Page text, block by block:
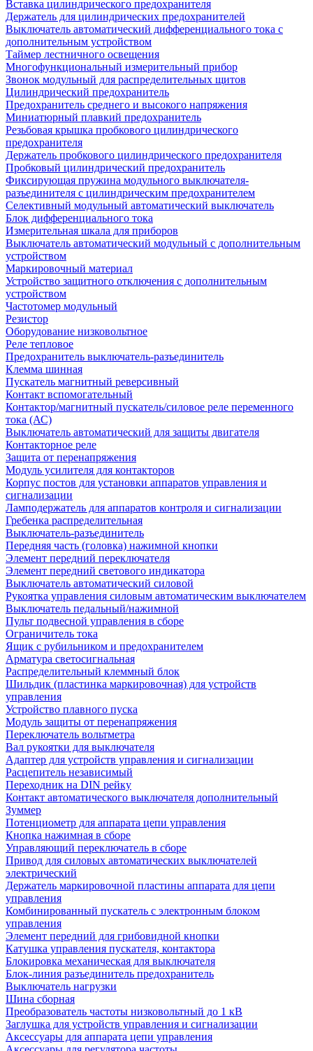
Вставка цилиндрического предохранителя
Держатель для цилиндрических предохранителей
Выключатель автоматический дифференциального тока с
дополнительным устройством
Таймер лестничного освещения
Многофункциональный измерительный прибор
Звонок модульный для распределительных щитов
Цилиндрический предохранитель
Предохранитель среднего и высокого напряжения
Миниатюрный плавкий предохранитель
Резьбовая крышка пробкового цилиндрического
предохранителя
Держатель пробкового цилиндрического предохранителя
Пробковый цилиндрический предохранитель
Фиксирующая пружина модульного выключателя-
разъединителя с цилиндрическим предохранителем
Селективный модульный автоматический выключатель
Блок дифференциального тока
Измерительная шкала для приборов
Выключатель автоматический модульный с дополнительным
устройством
Маркировочный материал
Устройство защитного отключения с дополнительным
устройством
Частотомер модульный
Резистор
Оборудование низковольтное
Реле тепловое
Предохранитель выключатель-разъединитель
Клемма шинная
Пускатель магнитный реверсивный
Контакт вспомогательный
Контактор/магнитный пускатель/силовое реле переменного
тока (АС)
Выключатель автоматический для защиты двигателя
Контакторное реле
Защита от перенапряжения
Модуль усилителя для контакторов
Корпус постов для установки аппаратов управления и
сигнализации
Ламподержатель для аппаратов контроля и сигнализации
Гребенка распределительная
Выключатель-разъединитель
Передняя часть (головка) нажимной кнопки
Элемент передний переключателя
Элемент передний светового индикатора
Выключатель автоматический силовой
Рукоятка управления силовым автоматическим выключателем
Выключатель педальный/нажимной
Пульт подвесной управления в сборе
Ограничитель тока
Ящик с рубильником и предохранителем
Арматура светосигнальная
Распределительный клеммный блок
Шильдик (пластинка маркировочная) для устройств
управления
Устройство плавного пуска
Модуль защиты от перенапряжения
Переключатель вольтметра
Вал рукоятки для выключателя
Адаптер для устройств управления и сигнализации
Расцепитель независимый
Переходник на DIN рейку
Контакт автоматического выключателя дополнительный
Зуммер
Потенциометр для аппарата цепи управления
Кнопка нажимная в сборе
Управляющий переключатель в сборе
Привод для силовых автоматических выключателей
электрический
Держатель маркировочной пластины аппарата для цепи
управления
Комбинированный пускатель с электронным блоком
управления
Элемент передний для грибовидной кнопки
Катушка управления пускателя, контактора
Блокировка механическая для выключателя
Блок-линия разъединитель предохранитель
Выключатель нагрузки
Шина сборная
Преобразователь частоты низковольтный до 1 кВ
Заглушка для устройств управления и сигнализации
Аксессуары для аппарата цепи управления